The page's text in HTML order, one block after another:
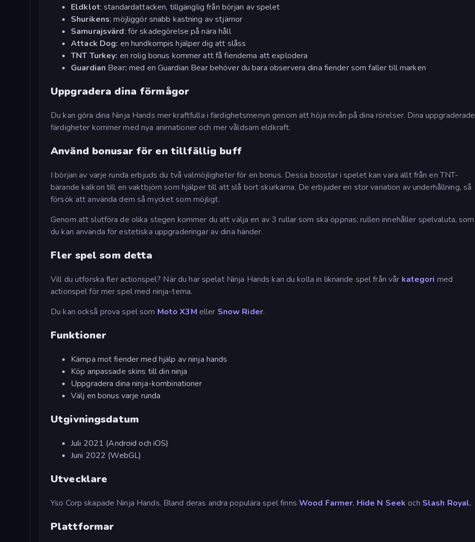
Eldklot: standardattacken, tillgänglig från början av spelet
Shurikens: möjliggör snabb kastning av stjärnor
Samurajsvärd: för skadegörelse på nära håll
Attack Dog: en hundkompis hjälper dig att slåss
TNT Turkey: en rolig bonus kommer att få fienderna att explodera
Guardian Bear: med en Guardian Bear behöver du bara observera dina fiender som faller till marken
Uppgradera dina förmågor
Du kan göra dina Ninja Hands mer kraftfulla i färdighetsmenyn genom att höja nivån på dina rörelser. Dina uppgraderade
färdigheter kommer med nya animationer och mer våldsam eldkraft.
Använd bonusar för en tillfällig buff
I början av varje runda erbjuds du två valmöjligheter för en bonus. Dessa boostar i spelet kan vara allt från en TNT-
bärande kalkon till en vaktbjörn som hjälper till att slå bort skurkarna. De erbjuder en stor variation av underhållning, så
försök att använda dem så mycket som möjligt.
Genom att slutföra de olika stegen kommer du att välja en av 3 rullar som ska öppnas; rullen innehåller spelvaluta, som
du kan använda för estetiska uppgraderingar av dina händer.
Fler spel som detta
Vill du utforska fler actionspel? När du har spelat Ninja Hands kan du kolla in liknande spel från vår kategori med
actionspel för mer spel med ninja-tema.
Du kan också prova spel som Moto X3M eller Snow Rider.
Funktioner
Kämpa mot fiender med hjälp av ninja hands
Köp anpassade skins till din ninja
Uppgradera dina ninja-kombinationer
Välj en bonus varje runda
Utgivningsdatum
Juli 2021 (Android och iOS)
Juni 2022 (WebGL)
Utvecklare
Yso Corp skapade Ninja Hands. Bland deras andra populära spel finns Wood Farmer, Hide N Seek och Slash Royal.
Plattformar